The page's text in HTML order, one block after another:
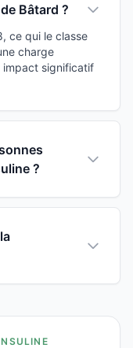
Bâtard ?
ce qui le classe
charge
impact significatif
?